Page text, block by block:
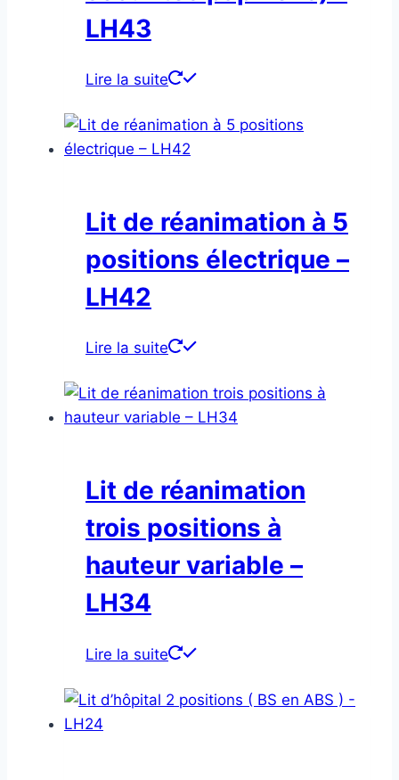
LH43
Lire la suite
Lit de réanimation à 5
positions électrique –
LH42
Lire la suite
Lit de réanimation
trois positions à
hauteur variable –
LH34
Lire la suite